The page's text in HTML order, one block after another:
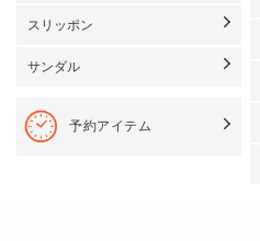
スリッポン
サンダル
予約アイテム